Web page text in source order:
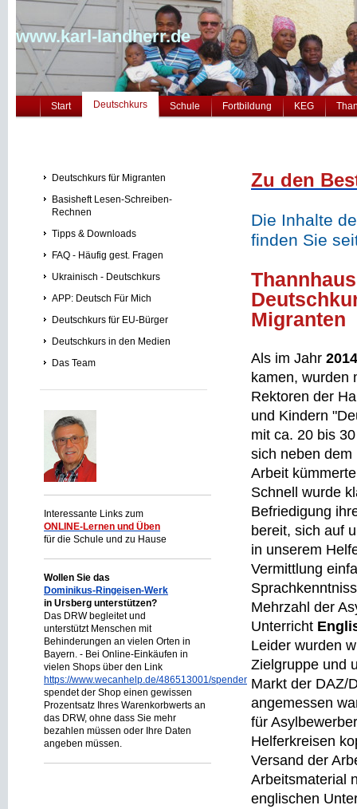
www.karl-landherr.de
Start Deutschkurs Schule Fortbildung KEG
Deutschkurs für Migranten
Basisheft Lesen-Schreiben-
Rechnen
Tipps & Downloads
FAQ - Häufig gest. Fragen
Ukrainisch - Deutschkurs
APP: Deutsch Für Mich
Deutschkurs für EU-Bürger
Deutschkurs in den Medien
Das Team
Interessante Links zum
ONLINE-Lernen und Üben
für die Schule und zu Hause
Wollen Sie das
Dominikus-Ringeisen-Werk
in Ursberg unterstützen?
Das DRW begleitet und
unterstützt Menschen mit
Behinderungen an vielen Orten in
Bayern. - Bei Online-Einkäufen in
vielen Shops über den Link
https://www.wecanhelp.de/486513001/spendenprojekt
spendet der Shop einen gewissen
Prozentsatz Ihres Warenkorbwerts an
das DRW, ohne dass Sie mehr
bezahlen müssen oder Ihre Daten
angeben müssen.
Zu den
Die Inhalte
finden Sie
Migranten
Als im Jahr 2014
kamen, wurden
Rektoren der
und Kindern
mit ca. 20 bis
sich neben dem
Arbeit
Schnell wurde
Befriedigung
bereit, sich auf
in unserem
Vermittlung
Mehrzahl der
Unterricht
Leider wurden
Zielgruppe und
Markt der DAZ/
angemessen
für
Helferkreisen
Versand der
Arbeitsmaterial
englischen